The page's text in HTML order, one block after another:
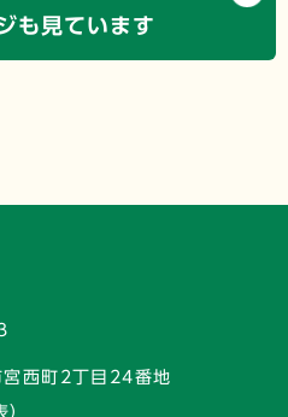
も見ています
西町2丁目24番地